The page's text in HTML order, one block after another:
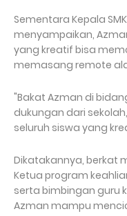
Sementara Kepala
menyampaikan,
yang kreatif bisa
memasang remote
"Bakat Azman di
dukungan dari
seluruh siswa yang
Dikatakannya, berkat
Ketua program
serta bimbingan guru
Azman mampu